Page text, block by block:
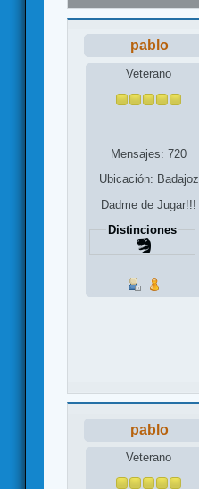
pablo
Veterano
Mensajes: 720
Ubicación: Badajoz
Dadme de Jugar!!!
Distinciones
pablo
Veterano